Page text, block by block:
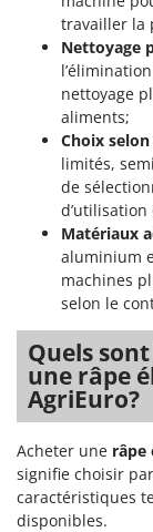
travailler la
Nettoyage
nettoyage
aliments;
Choix
limités,
de
Matériaux
aluminium
machines
selon le
Quels
une râpe
AgriEuro?
Acheter une râpe
signifie choisir
caractéristiques
disponibles.